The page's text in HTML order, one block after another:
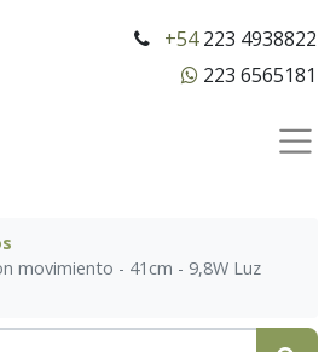
+54223 4938822
223 6565181
movimiento - 41cm - 9,8W Luz